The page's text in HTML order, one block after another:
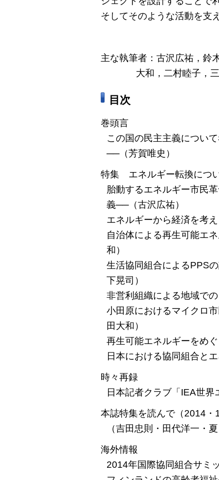
そしてそのような活動を支
主な執筆者：古沢広祐，鈴
大和，二村睦子，
目次
巻頭言
この国の民主主義につい
──（芳賀唯史）
特集 エネルギー転換につ
胎動するエネルギー市民
義──（古沢広祐）
エネルギーから経済を考
自治体による再生可能エ
和）
生活協同組合によるPPS
下晃司）
非営利組織による地域で
小田原におけるマイクロ
田大和）
再生可能エネルギーをめ
日本における協同組合と
時々再録
日本記者クラブ「IEA世
本誌特集を読んで（2014・
（吉田忠則・田代洋一・
海外情報
2014年国際協同組合サ